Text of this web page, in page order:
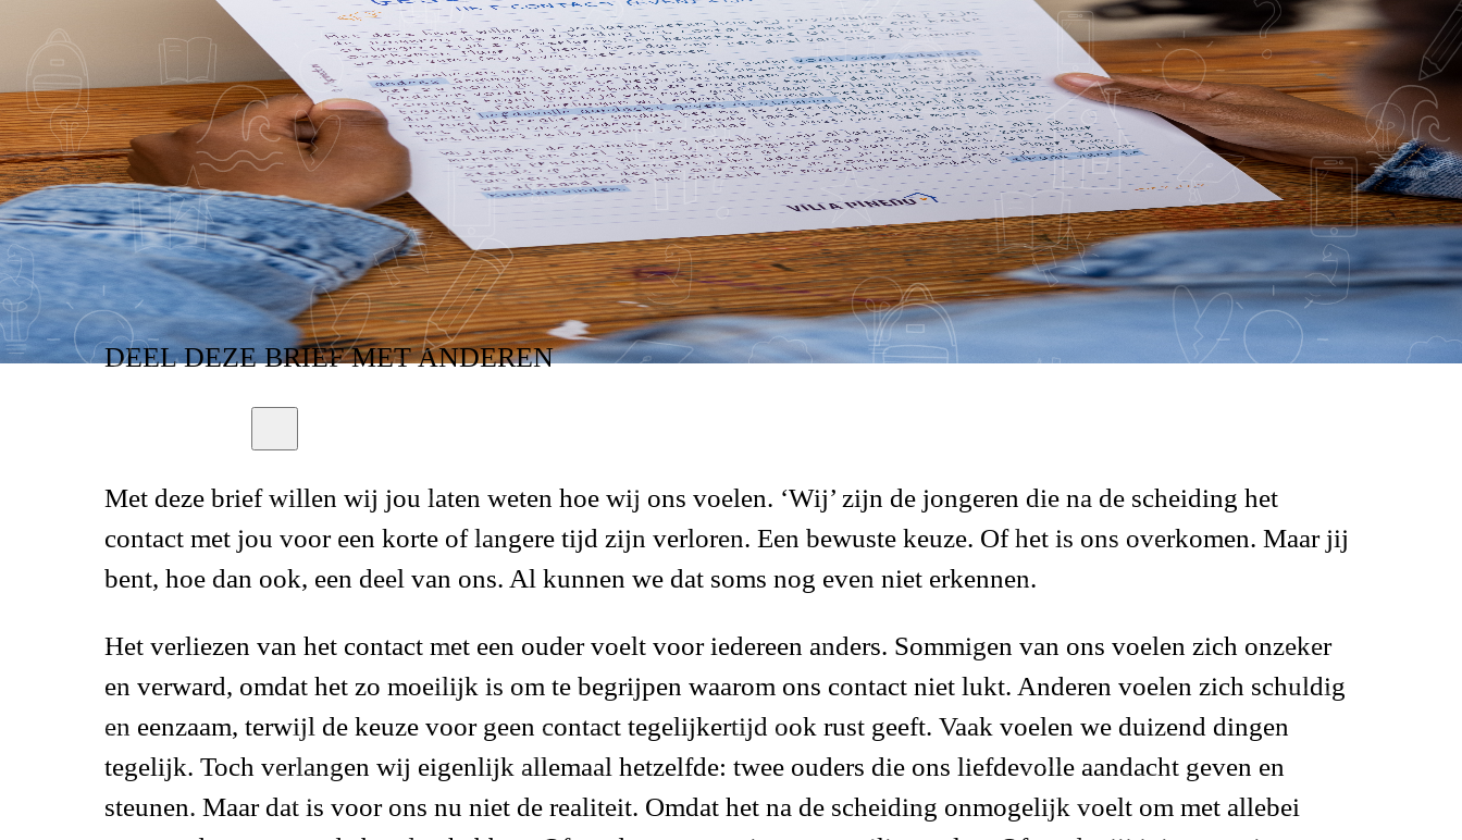
RUZIE
AAN ALLE GESCHEIDEN OUDERS MET WIE WIJ HET
CONTACT (EVEN) ZIJN VERLOREN
DEELDEZE BRIEFMET ANDEREN
Met deze brief willen wij jou laten weten hoe wij ons voelen. ‘Wij’ zijn de jongeren die na de scheiding het
contact met jou voor een korte of langere tijd zijn verloren. Een bewuste keuze. Of het is ons overkomen. Maar jij
bent, hoe dan ook, een deel van ons. Al kunnen we dat soms nog even niet erkennen.
Het verliezen van het contact met een oudervoelt voor iedereen anders. Sommigen van ons voelen zich onzeker
en verward, omdat het zo moeilijk is om te begrijpen waarom ons contact niet lukt. Anderen voelen zich schuldig
en eenzaam, terwijl de keuze voor geen contact tegelijkertijd ook rust geeft. Vaak voelen we duizend dingen
tegelijk. Toch verlangen wij eigenlijk allemaal hetzelfde: twee ouders die ons liefdevolle aandacht geven en
steunen. Maar dat is voor ons nu niet de realiteit. Omdat het na de scheiding onmogelijk voelt om met allebei